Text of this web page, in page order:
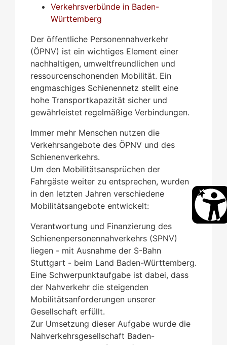
Verkehrsverbünde in Baden-
Württemberg
Der öffentliche Personennahverkehr
(ÖPNV) ist ein wichtiges Element einer
nachhaltigen, umweltfreundlichen und
ressourcenschonenden Mobilität. Ein
engmaschiges Schienennetz stellt eine
hohe Transportkapazität sicher und
gewährleistet regelmäßige Verbindungen.
Immer mehr Menschen nutzen die
Verkehrsangebote des ÖPNV und des
Schienenverkehrs.
Um den Mobilitätsansprüchen der
Fahrgäste weiter zu entsprechen, wurden
in den letzten Jahren verschiedene
Mobilitätsangebote entwickelt:
Verantwortung und Finanzierung des
Schienenpersonennahverkehrs (SPNV)
liegen - mit Ausnahme der S-Bahn
Stuttgart - beim Land Baden-Württemberg.
Eine Schwerpunktaufgabe ist dabei, dass
der Nahverkehr die steigenden
Mobilitätsanforderungen unserer
Gesellschaft erfüllt.
Zur Umsetzung dieser Aufgabe wurde die
Nahverkehrsgesellschaft Baden-